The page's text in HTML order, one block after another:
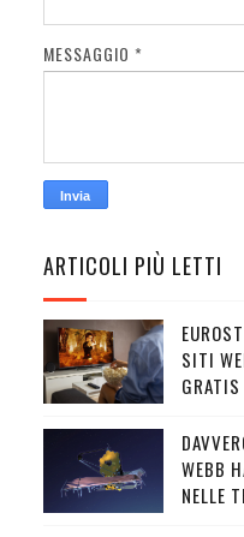
MESSAGGIO *
ARTICOLI PIÙ LETTI
SITI
GRATIS
WEBB
NELLE